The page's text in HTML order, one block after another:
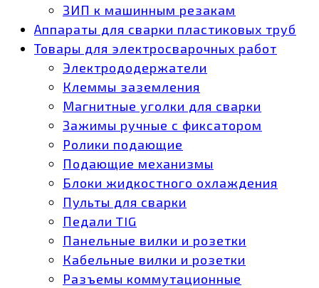
ЗИП к машинным резакам
Аппараты для сварки пластиковых труб
Товары для электросварочных работ
Электрододержатели
Клеммы заземления
Магнитные уголки для сварки
Зажимы ручные с фиксатором
Ролики подающие
Подающие механизмы
Блоки жидкостного охлаждения
Пульты для сварки
Педали TIG
Панельные вилки и розетки
Кабельные вилки и розетки
Разъемы коммутационные